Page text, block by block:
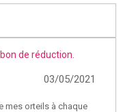
de réduction.
03/05/2021
mes orteils à chaque